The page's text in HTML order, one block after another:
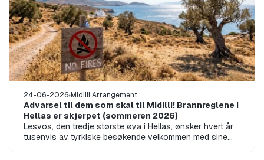
24-06-2026 Midilli Arrangement
Advarsel til dem som skal til Midilli! Brannreglene i
Hellas er skjerpet (sommeren 2026)
Lesvos, den tredje største øya i Hellas, ønsker hvert år
tusenvis av tyrkiske besøkende velkommen med sine